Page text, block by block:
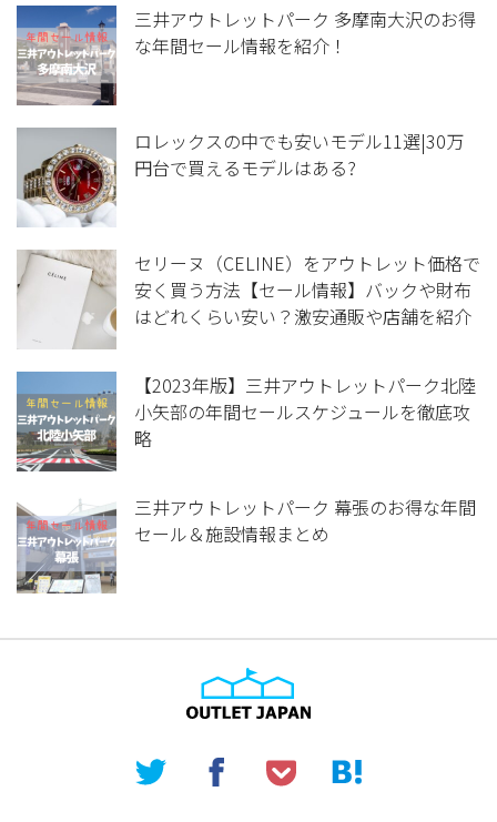
三井アウトレットパーク 多摩南大沢のお得
な年間セール情報を紹介！
ロレックスの中でも安いモデル11選|30万
円台で買えるモデルはある?
セリーヌ（CELINE）をアウトレット価格で
安く買う方法【セール情報】バックや財布
はどれくらい安い？激安通販や店舗を紹介
【2023年版】三井アウトレットパーク北陸
小矢部の年間セールスケジュールを徹底攻
略
三井アウトレットパーク 幕張のお得な年間
セール＆施設情報まとめ